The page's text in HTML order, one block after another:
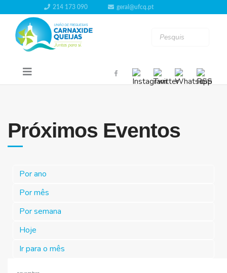
214 173 090 geral@ufcq.pt
Próximos Eventos
Por ano
Por mês
Por semana
Hoje
Ir para o mês